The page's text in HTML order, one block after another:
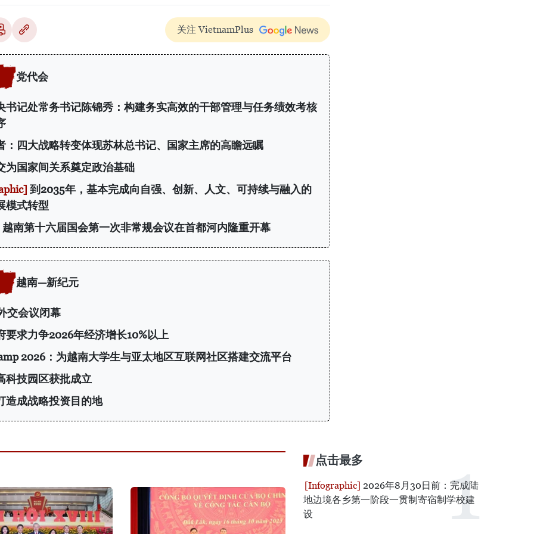
关注 VietnamPlus
党代会
书记处常务书记陈锦秀：构建务实高效的干部管理与任务绩效考核
：四大战略转变体现苏林总书记、国家主席的高瞻远瞩
为国家间关系奠定政治基础
到2035年，基本完成向自强、创新、人文、可持续与融入的
模式转型
越南第十六届国会第一次非常规会议在首都河内隆重开幕
越南—新纪元
交会议闭幕
要求力争2026年经济增长10%以上
2026：为越南大学生与亚太地区互联网社区搭建交流平台
科技园区获批成立
造成战略投资目的地
点击最多
2026年8月30日前：完成陆
地边境各乡第一阶段一贯制寄宿制学校建
设